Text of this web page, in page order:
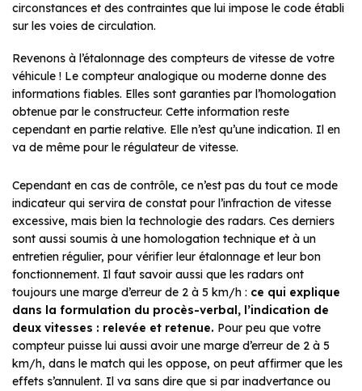
circonstances et des contraintes que lui impose le code établi
sur les voies de circulation.
Revenons à l’étalonnage des compteurs de vitesse de votre
véhicule ! Le compteur analogique ou moderne donne des
informations fiables. Elles sont garanties par l’homologation
obtenue par le constructeur. Cette information reste
cependant en partie relative. Elle n’est qu’une indication. Il en
va de même pour le régulateur de vitesse.
Cependant en cas de contrôle, ce n’est pas du tout ce mode
indicateur qui servira de constat pour l’infraction de vitesse
excessive, mais bien la technologie des radars. Ces derniers
sont aussi soumis à une homologation technique et à un
entretien régulier, pour vérifier leur étalonnage et leur bon
fonctionnement. Il faut savoir aussi que les radars ont
toujours une marge d’erreur de 2 à 5 km/h : ce qui explique
dans la formulation du procès-verbal, l’indication de
deux vitesses : relevée et retenue. Pour peu que votre
compteur puisse lui aussi avoir une marge d’erreur de 2 à 5
km/h, dans le match qui les oppose, on peut affirmer que les
effets s’annulent. Il va sans dire que si par inadvertance ou